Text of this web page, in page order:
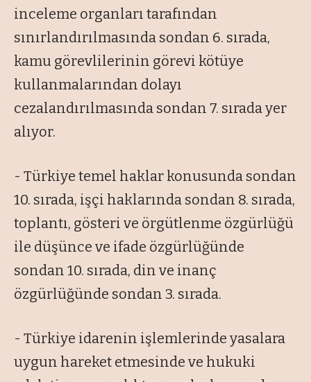
inceleme organları tarafından
sınırlandırılmasında sondan 6. sırada,
kamu görevlilerinin görevi kötüye
kullanmalarından dolayı
cezalandırılmasında sondan 7. sırada yer
alıyor.
- Türkiye temel haklar konusunda sondan
10. sırada, işçi haklarında sondan 8. sırada,
toplantı, gösteri ve örgütlenme özgürlüğü
ile düşünce ve ifade özgürlüğünde
sondan 10. sırada, din ve inanç
özgürlüğünde sondan 3. sırada.
- Türkiye idarenin işlemlerinde yasalara
uygun hareket etmesinde ve hukuki